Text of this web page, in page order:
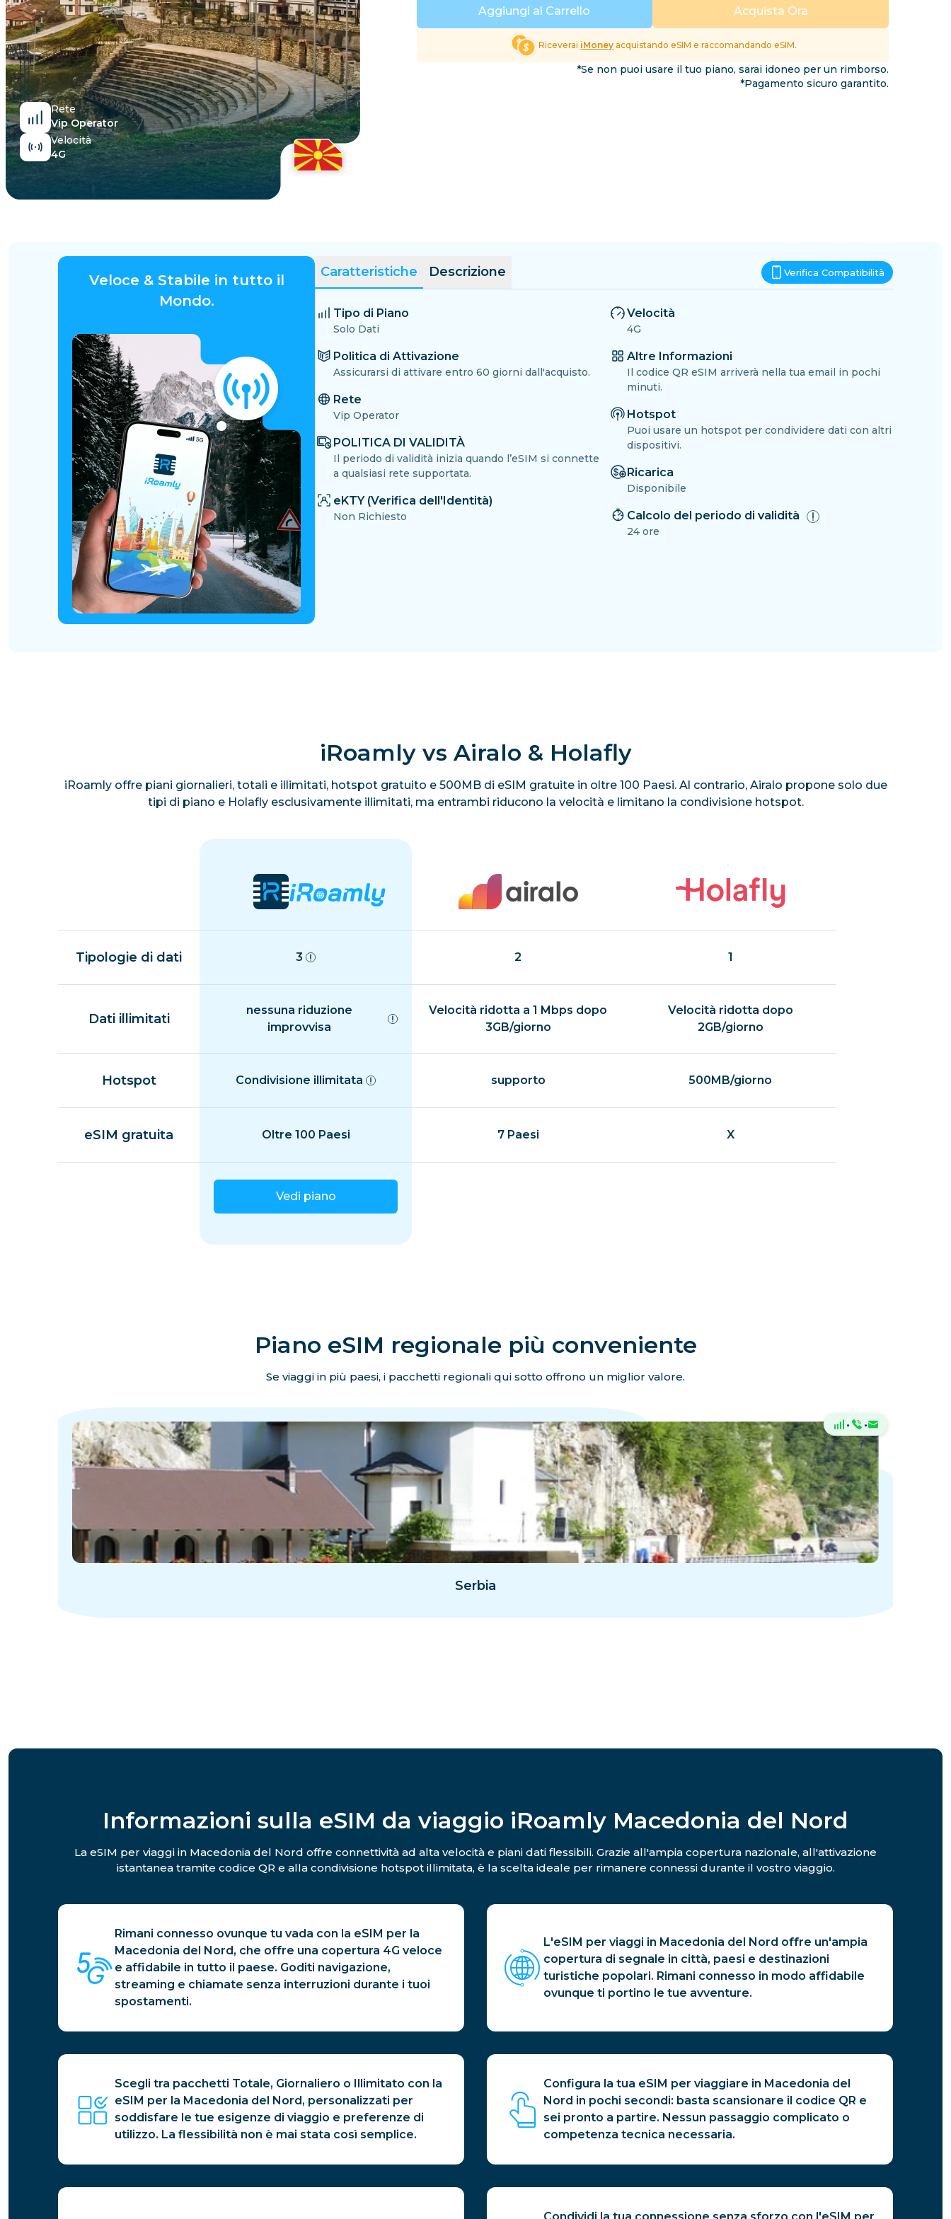
Esplora tutte le Destinazioni
Rete
Vip Operator
Velocità
4G
Aggiungi al Carrello Acquista Ora
Riceverai iMoney acquistando eSIM e raccomandando eSIM.
*Se non puoi usare il tuo piano, sarai idoneo per un rimborso.
*Pagamento sicuro garantito.
Veloce & Stabile in tutto il
Mondo.
Caratteristiche Descrizione Verifica Compatibilità
Tipo di Piano
Solo Dati
Politica di Attivazione
Assicurarsi di attivare entro 60 giorni dall'acquisto.
Rete
Vip Operator
POLITICA DI VALIDITÀ
Il periodo di validità inizia quando l’eSIM si connette
a qualsiasi rete supportata.
eKTY (Verifica dell'Identità)
Non Richiesto
Velocità
4G
Altre Informazioni
Il codice QR eSIM arriverà nella tua email in pochi
minuti.
Hotspot
Puoi usare un hotspot per condividere dati con altri
dispositivi.
Ricarica
Disponibile
Calcolo del periodo di validità
24 ore
iRoamly vs Airalo & Holafly
iRoamly offre piani giornalieri, totali e illimitati, hotspot gratuito e 500MB di eSIM gratuite in oltre 100 Paesi. Al contrario, Airalo propone solo due
tipi di piano e Holafly esclusivamente illimitati, ma entrambi riducono la velocità e limitano la condivisione hotspot.
Tipologie di dati 3 2 1
Dati illimitati
nessuna riduzione
improvvisa
Velocità ridotta a 1 Mbps dopo
3GB/giorno
Velocità ridotta dopo
2GB/giorno
Hotspot Condivisione illimitata supporto 500MB/giorno
eSIM gratuita Oltre 100 Paesi 7 Paesi X
Vedi piano
Piano eSIM regionale più conveniente
Se viaggi in più paesi, i pacchetti regionali qui sotto offrono un miglior valore.
· ·
Serbia
Informazioni sulla eSIM da viaggio iRoamly Macedonia del Nord
La eSIM per viaggi in Macedonia del Nord offre connettività ad alta velocità e piani dati flessibili. Grazie all'ampia copertura nazionale, all'attivazione
istantanea tramite codice QR e alla condivisione hotspot illimitata, è la scelta ideale per rimanere connessi durante il vostro viaggio.
Rimani connesso ovunque tu vada con la eSIM per la
Macedonia del Nord, che offre una copertura 4G veloce
e affidabile in tutto il paese. Goditi navigazione,
streaming e chiamate senza interruzioni durante i tuoi
spostamenti.
L'eSIM per viaggi in Macedonia del Nord offre un'ampia
copertura di segnale in città, paesi e destinazioni
turistiche popolari. Rimani connesso in modo affidabile
ovunque ti portino le tue avventure.
Scegli tra pacchetti Totale, Giornaliero o Illimitato con la
eSIM per la Macedonia del Nord, personalizzati per
soddisfare le tue esigenze di viaggio e preferenze di
utilizzo. La flessibilità non è mai stata così semplice.
Configura la tua eSIM per viaggiare in Macedonia del
Nord in pochi secondi: basta scansionare il codice QR e
sei pronto a partire. Nessun passaggio complicato o
competenza tecnica necessaria.
Condividi la tua connessione senza sforzo con l'eSIM per